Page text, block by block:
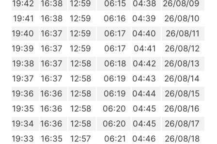
26/08/09
04:38
06:15
12:59
16:38
19:42
26/08/10
04:39
06:16
12:59
16:38
19:41
26/08/11
04:40
06:17
12:59
16:37
19:40
26/08/12
04:41
06:17
12:59
16:37
19:39
26/08/13
04:42
06:18
12:58
16:37
19:38
26/08/14
04:43
06:19
12:58
16:37
19:37
26/08/15
04:44
06:19
12:58
16:36
19:36
26/08/16
04:45
06:20
12:58
16:36
19:35
26/08/17
04:45
06:20
12:58
16:36
19:34
26/08/18
04:46
06:21
12:57
16:35
19:33